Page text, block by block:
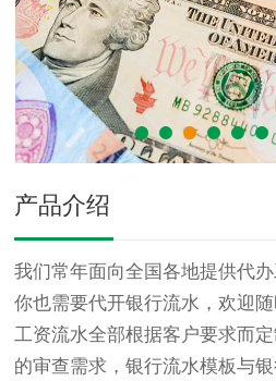
产品介绍
我们常年面向全国各地提供代
你也需要代开银行流水，欢迎
工资流水全部根据客户要求而
的审查需求，银行流水模板与